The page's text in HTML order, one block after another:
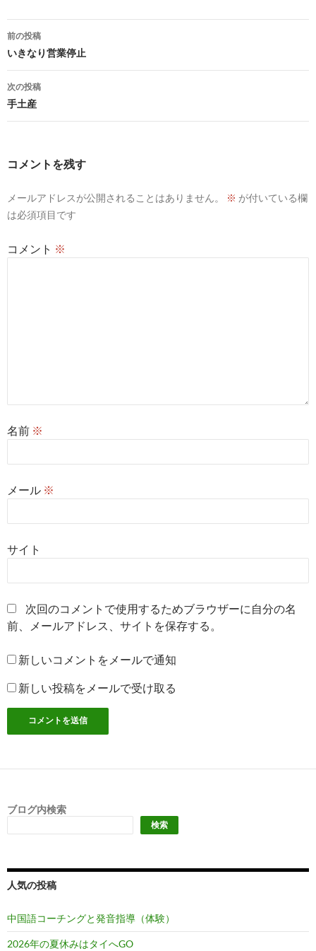
投
稿
ナ
ビ
ゲ
ョ
前の投稿
いきなり営業停止
次の投稿
手土産
コメントを残す
メールアドレスが公開されることはありません。 ※ が付いている欄
は必須項目です
コメント ※
名前 ※
メール ※
サイト
次回のコメントで使用するためブラウザーに自分の名
前、メールアドレス、サイトを保存する。
新しいコメントをメールで通知
新しい投稿をメールで受け取る
ブログ内検索
検索
人気の投稿
中国語コーチングと発音指導（体験）
2026年の夏休みはタイへGO